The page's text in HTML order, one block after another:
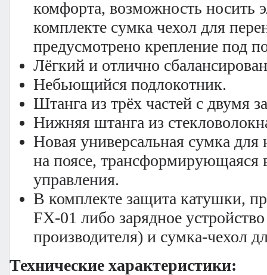
комфорта, возможность носить
комплекте сумка чехол для
предусмотрено крепление под
Лёгкий и отлично
Небьющийся подлокотник.
Штанга из трёх частей с
Нижняя штанга из
Новая универсальная сумка
на поясе, трансформирующаяся
управления.
В комплекте защита катушки,
FX-01 либо зарядное
производителя) и сумка-чехол
Технические характеристики: